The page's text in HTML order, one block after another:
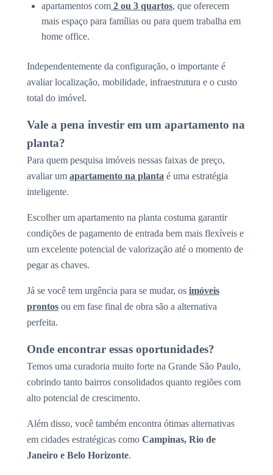
apartamentos com 2 ou 3 quartos, que oferecem
mais espaço para famílias ou para quem trabalha em
home office.
Independentemente da configuração, o importante é
avaliar localização, mobilidade, infraestrutura e o custo
total do imóvel.
Vale a pena investir em um apartamento na
planta?
Para quem pesquisa imóveis nessas faixas de preço,
avaliar um apartamento na planta é uma estratégia
inteligente.
Escolher um apartamento na planta costuma garantir
condições de pagamento de entrada bem mais flexíveis e
um excelente potencial de valorização até o momento de
pegar as chaves.
Já se você tem urgência para se mudar, os imóveis
prontos ou em fase final de obra são a alternativa
perfeita.
Onde encontrar essas oportunidades?
Temos uma curadoria muito forte na Grande São Paulo,
cobrindo tanto bairros consolidados quanto regiões com
alto potencial de crescimento.
Além disso, você também encontra ótimas alternativas
em cidades estratégicas como Campinas, Rio de
Janeiro e Belo Horizonte.